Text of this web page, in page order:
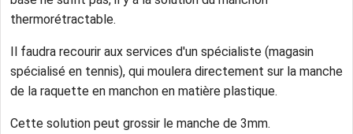
thermorétractable.
Il faudra recourir aux services d'un spécialiste (magasin
spécialisé en tennis), qui moulera directement sur la manche
de la raquette en manchon en matière plastique.
Cette solution peut grossir le manche de 3mm.